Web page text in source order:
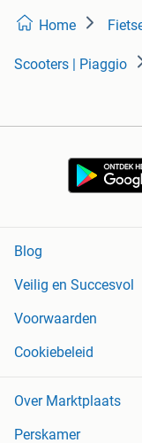
Home
Scooters | Piaggio
Blog
Veilig en Succesvol
Voorwaarden
Cookiebeleid
Over Marktplaats
Perskamer